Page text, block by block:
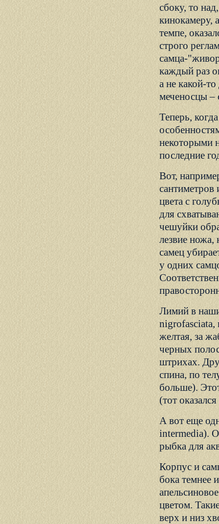
сбоку, то
кинокамеру,
темпе,
строго
самца-
каждый раз
а не какой-
меченосцы –
Теперь,
некоторыми
последние
Вот,
сантиметров
цвета с
для
чешуйки
лезвие
самец
у одних
Лимий в
nigrofasciata,
желтая, за
черных
штрихах.
спина, по
больше).
(тот
А вот еще
intermedia).
рыбка для
Корпус и
бока темнее
цветом.
верх и низ